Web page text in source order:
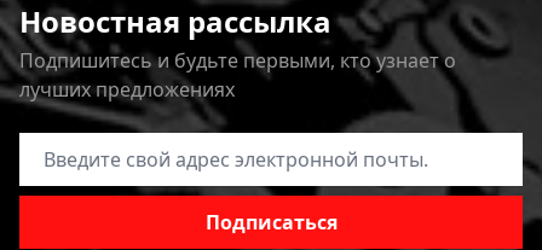
Новостная рассылка
Подпишитесь и будьте первыми, кто узнает о
лучших предложениях
Адрес электронной почты
Подписаться